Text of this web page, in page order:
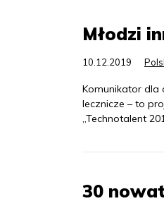
Młodzi
10.12.2019
Komunikator dla
lecznicze – to
„Technotalent
30